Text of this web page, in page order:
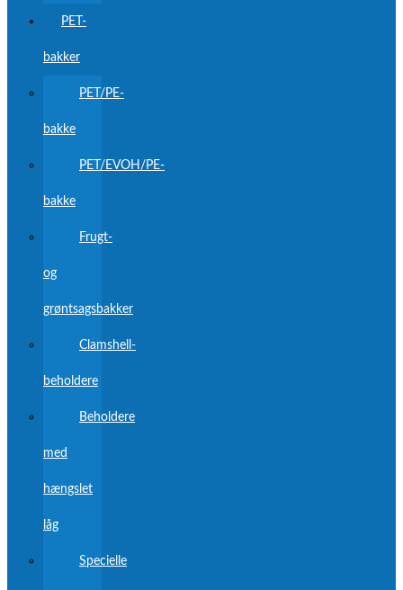
PET-
bakker
PET/PE-
bakke
PET/EVOH/PE-
bakke
Frugt-
og
grøntsagsbakker
Clamshell-
beholdere
Beholdere
med
hængslet
låg
Specielle